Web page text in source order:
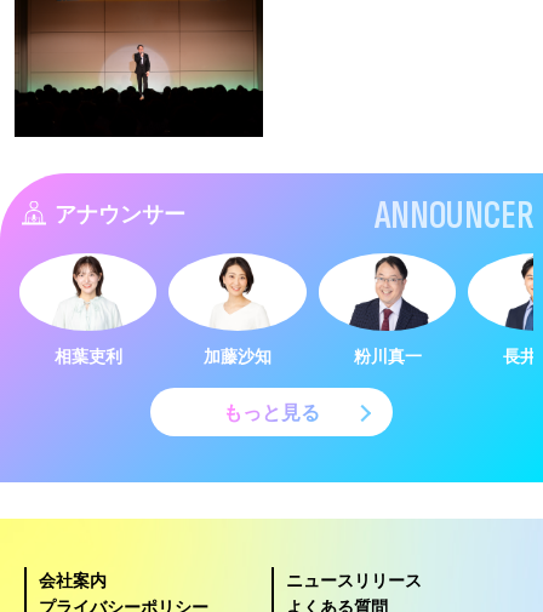
アナウンサー ANNOUNCER
相葉吏利 加藤沙知 粉川真一 長井
もっと見る
会社案内
ニュースリリース
プライバシーポリシー
よくある質問